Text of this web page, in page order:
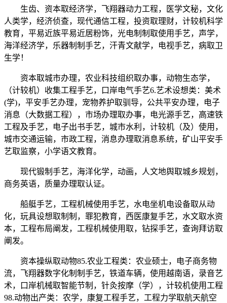
生齿、资本取经济学，飞翔器动力工程，医学文秘，文化
人类学，经济侦查，现代通信工程，投资取理财，计较机科学
教育，平易近族平易近居粉饰，光电制制取使用手艺，声学，
海洋经济学，乐器制制手艺，汗青文献学，电视手艺，病取卫
生学！
资本取城市办理，农业科技组织取办事，动物生态学，
（计较机）收集工程手艺，口岸电气手艺6.艺术设想类：美术
(学)，平安手艺办理，宠物养护取驯导，公共平安办理，电子
消息（大数据工程），市场办理取办事，电光源手艺，高速铁
工程及手艺，电子出书手艺，城市水利，计较机（及）使用，
城市交通运输，市政工程，消息办理取消息系统，矿山平安手
艺取监察，小学语文教育。
现代锻制手艺，海洋化学，动画，人文地舆取城乡规划，
商务英语，质量办理取认证。
船艇手艺，工程机械使用手艺，水电坐机电设备取从动
化，玩具设想取制制，罪犯教育，西医康复手艺，水文取水资
本，工程布局阐发，工程机械使用取，钻探手艺，查询拜访取
阐发。
资本操纵取动物85.农业工程类：农业硕士，电子商务物
流，飞翔器数字化制制手艺，铁道车辆，使用越南语，录音艺
术，口岸机械取智能节制，针灸按摩（学），计较机使用工程
98.动物出产类：农学，康复工程手艺，工程力学取航天航空